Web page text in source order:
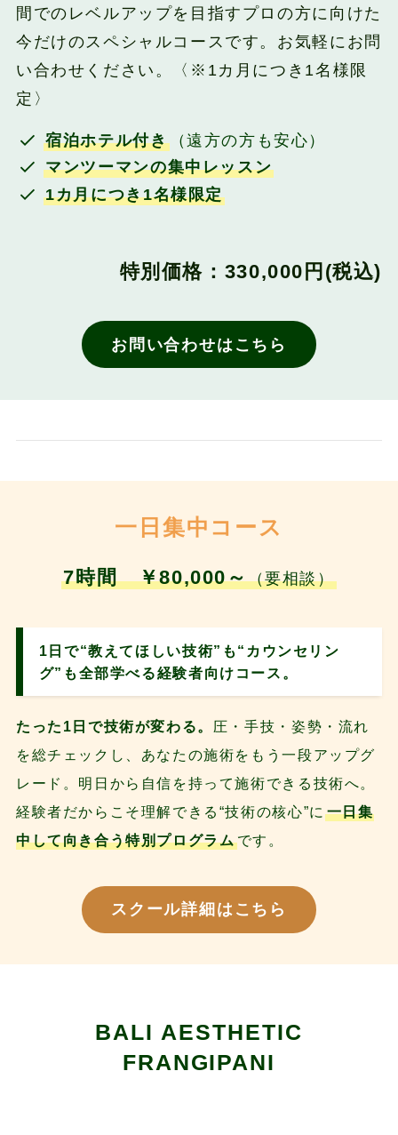
間でのレベルアップを目指すプロの方に向けた
今だけのスペシャルコースです。お気軽にお問
い合わせください。〈※1カ月につき1名様限
定〉
宿泊ホテル付き（遠方の方も安心）
マンツーマンの集中レッスン
1カ月につき1名様限定
特別価格：330,000円(税込)
お問い合わせはこちら
一日集中コース
7時間 ￥80,000～（要相談）
1日で“教えてほしい技術”も“カウンセリン
グ”も全部学べる経験者向けコース。
たった1日で技術が変わる。 圧・手技・姿勢・流れ
を総チェックし、あなたの施術をもう一段アップグ
レード。明日から自信を持って施術できる技術へ。
経験者だからこそ理解できる“技術の核心”に 一日集
中して向き合う特別プログラムです。
スクール詳細はこちら
BALI AESTHETIC
FRANGIPANI